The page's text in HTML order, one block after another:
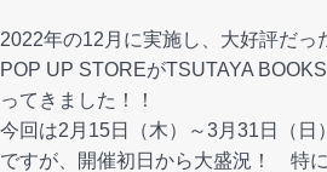
2022年の12月に実施し、大好評だっ
POP UP STOREがTSUTAYA
ってきました！！
今回は2月15日（木）～3月31日（日
ですが、開催初日から大盛況！ 特